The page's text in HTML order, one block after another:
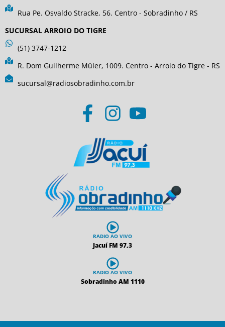
Rua Pe. Osvaldo Stracke, 56. Centro - Sobradinho / RS
SUCURSAL ARROIO DO TIGRE
(51) 3747-1212
R. Dom Guilherme Müler, 1009. Centro - Arroio do Tigre - RS
sucursal@radiosobradinho.com.br
RADIO AO VIVO
Jacuí FM 97,3
RADIO AO VIVO
Sobradinho AM 1110